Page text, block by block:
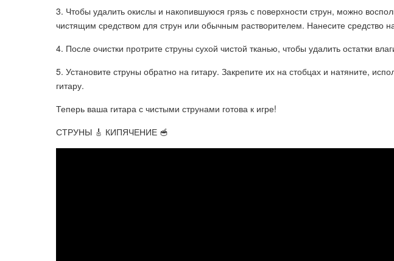
3. Чтобы удалить окислы и накопившуюся грязь с поверхности струн, можно
чистящим средством для струн или обычным растворителем. Нанесите средство
4. После очистки протрите струны сухой чистой тканью, чтобы удалить остатки
5. Установите струны обратно на гитару. Закрепите их на стобцах и натяните,
гитару.
Теперь ваша гитара с чистыми струнами готова к игре!
СТРУНЫ 🎸 КИПЯЧЕНИЕ 🥣